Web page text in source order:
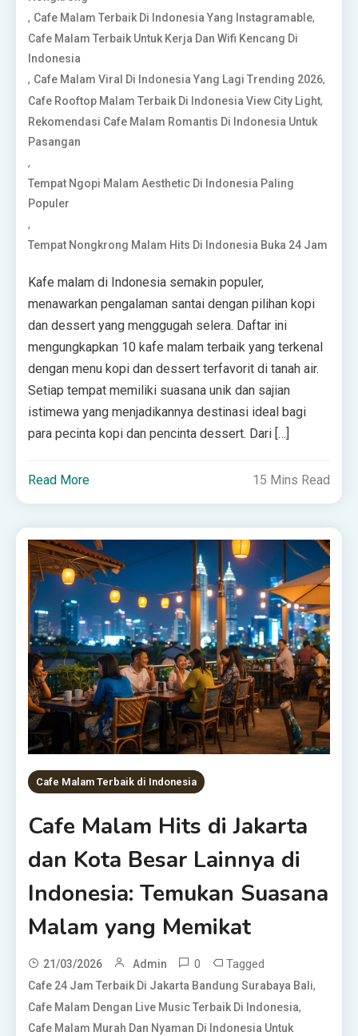
, Cafe Malam Terbaik Di Indonesia Yang Instagramable,
Cafe Malam Terbaik Untuk Kerja Dan Wifi Kencang Di
Indonesia
, Cafe Malam Viral Di Indonesia Yang Lagi Trending 2026,
Cafe Rooftop Malam Terbaik Di Indonesia View City Light,
Rekomendasi Cafe Malam Romantis Di Indonesia Untuk
Pasangan
,
Tempat Ngopi Malam Aesthetic Di Indonesia Paling
Populer
,
Tempat Nongkrong Malam Hits Di Indonesia Buka 24 Jam
Kafe malam di Indonesia semakin populer,
menawarkan pengalaman santai dengan pilihan kopi
dan dessert yang menggugah selera. Daftar ini
mengungkapkan 10 kafe malam terbaik yang terkenal
dengan menu kopi dan dessert terfavorit di tanah air.
Setiap tempat memiliki suasana unik dan sajian
istimewa yang menjadikannya destinasi ideal bagi
para pecinta kopi dan pencinta dessert. Dari […]
Read More 15 Mins Read
Cafe Malam Terbaik di Indonesia
Cafe Malam Hits di Jakarta
dan Kota Besar Lainnya di
Indonesia: Temukan Suasana
Malam yang Memikat
21/03/2026 Admin 0 Tagged
Cafe 24 Jam Terbaik Di Jakarta Bandung Surabaya Bali,
Cafe Malam Dengan Live Music Terbaik Di Indonesia,
Cafe Malam Murah Dan Nyaman Di Indonesia Untuk